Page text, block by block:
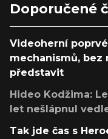
Doporučené
Videoherní
mechanismů, bez
představit
Hideo Kodžima:
let nešlápnul
Tak jde čas s